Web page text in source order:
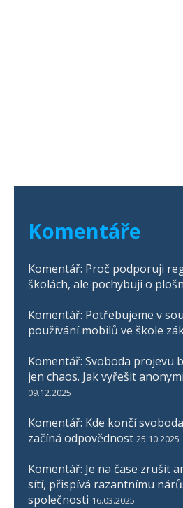
Komentáře
Komentář: Proč podporuji
školách, ale pochybuji o
Komentář: Potřebujeme v
používání mobilů ve škole
Komentář: Svoboda projevu
jen chaos. Jak vyřešit
09.12.2025
Komentář: Kde končí
začíná odpovědnost 25.10.2025
Komentář: Je na čase zrušit
sítí, přispívá razantnímu
společnosti 16.03.2025